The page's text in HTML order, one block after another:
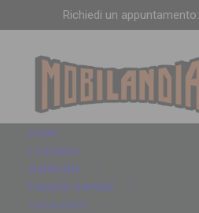
Richiedi un appuntamento:
HOME
L’AZIENDA
Azienda
I nostri servizi
CATALOGO